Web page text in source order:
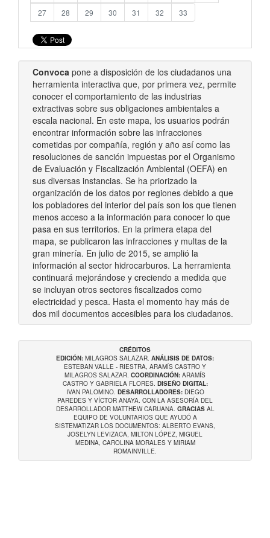
27
28 29 30 31 32 33
Convoca pone a disposición de los ciudadanos una
herramienta interactiva que, por primera vez, permite
conocer el comportamiento de las industrias
extractivas sobre sus obligaciones ambientales a
escala nacional. En este mapa, los usuarios podrán
encontrar información sobre las infracciones
cometidas por compañía, región y año así como las
resoluciones de sanción impuestas por el Organismo
de Evaluación y Fiscalización Ambiental (OEFA) en
sus diversas instancias. Se ha priorizado la
organización de los datos por regiones debido a que
los pobladores del interior del país son los que tienen
menos acceso a la información para conocer lo que
pasa en sus territorios. En la primera etapa del
mapa, se publicaron las infracciones y multas de la
gran minería. En julio de 2015, se amplió la
información al sector hidrocarburos. La herramienta
continuará mejorándose y creciendo a medida que
se incluyan otros sectores fiscalizados como
electricidad y pesca. Hasta el momento hay más de
dos mil documentos accesibles para los ciudadanos.
CRÉDITOS
EDICIÓN: MILAGROS SALAZAR. ANÁLISIS DE DATOS:
ESTEBAN VALLE - RIESTRA, ARAMÍS CASTRO Y
MILAGROS SALAZAR. COORDINACIÓN: ARAMÍS
CASTRO Y GABRIELA FLORES. DISEÑO DIGITAL:
IVAN PALOMINO. DESARROLLADORES:DIEGO
PAREDES Y VÍCTOR ANAYA. CON LA ASESORÍA DEL
DESARROLLADOR MATTHEW CARUANA. GRACIASAL
EQUIPO DE VOLUNTARIOS QUE AYUDÓ A
SISTEMATIZAR LOS DOCUMENTOS: ALBERTO EVANS,
JOSELYN LEVIZACA, MILTON LÓPEZ, MIGUEL
MEDINA, CAROLINA MORALES Y MIRIAM
ROMAINVILLE.